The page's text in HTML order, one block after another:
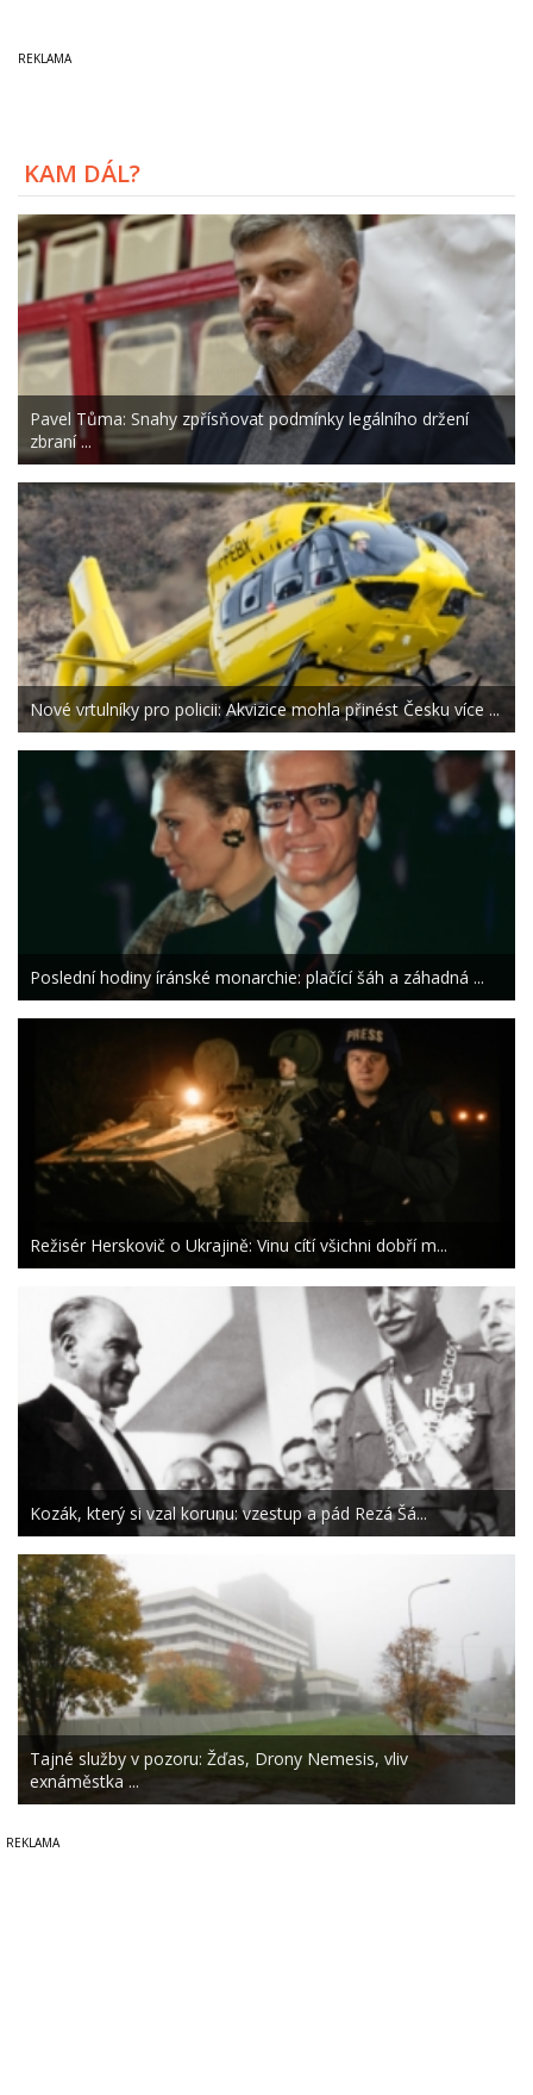
KAM DÁL?
Pavel Tůma: Snahy zpřísňovat podmínky legálního držení
zbraní ...
Nové vrtulníky pro policii: Akvizice mohla přinést Česku více ...
Poslední hodiny íránské monarchie: plačící šáh a záhadná ...
Režisér Herskovič o Ukrajině: Vinu cítí všichni dobří m...
Kozák, který si vzal korunu: vzestup a pád Rezá Šá...
Tajné služby v pozoru: Žďas, Drony Nemesis, vliv
exnáměstka ...